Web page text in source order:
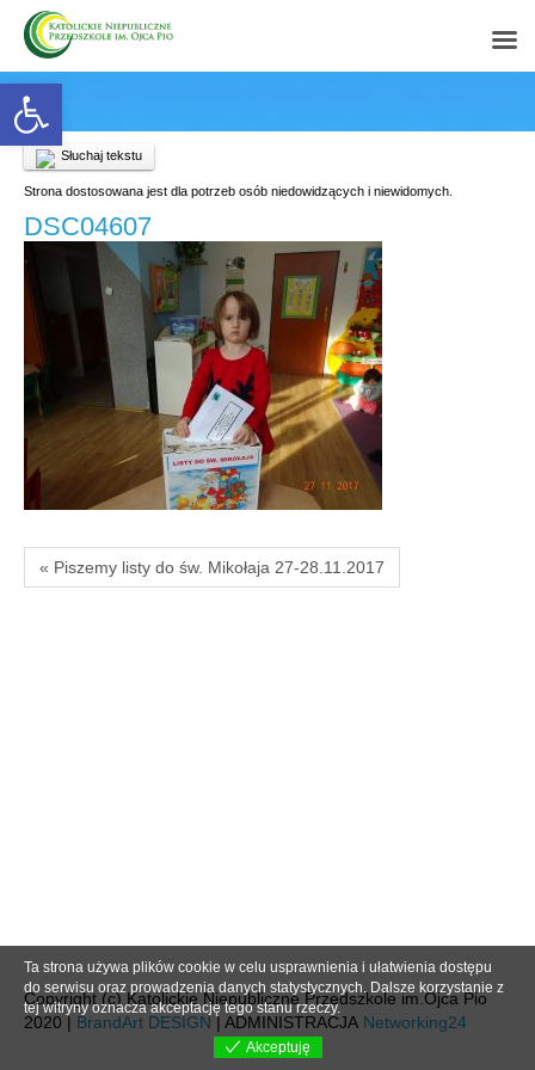
Open toolbar
Słuchaj tekstu
Strona dostosowana jest dla potrzeb osób niedowidzących i niewidomych.
DSC04607
« Piszemy listy do św. Mikołaja 27-28.11.2017
Copyright (c) Katolickie Niepubliczne Przedszkole im.Ojca Pio
2020 | BrandArt DESIGN | ADMINISTRACJA Networking24
Ta strona używa plików cookie w celu usprawnienia i ułatwienia dostępu
do serwisu oraz prowadzenia danych statystycznych. Dalsze korzystanie z
tej witryny oznacza akceptację tego stanu rzeczy.
Akceptuję